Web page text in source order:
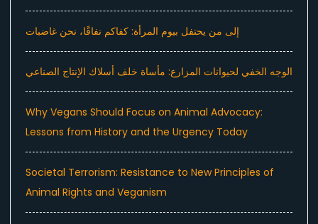
إلى من يحتفل بيوم المرأة: كفاكم نفاقًا، نحن غاضبات
الوجه الخفي لحيوانات المزارع: مأساة خلف أسلاك الإنتاج الصناعي
Why Vegans Should Focus on Animal Advocacy:
Lessons from History and the Urgency Today
Societal Terrorism: Resistance to New Principles of
Animal Rights and Veganism